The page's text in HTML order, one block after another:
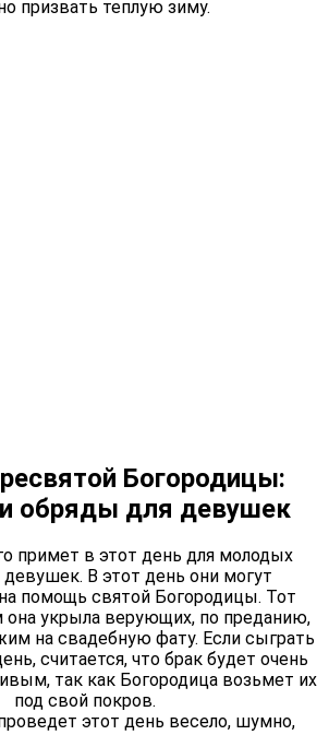
призвать теплую зиму.
Богородицы:
обряды для девушек
примет в этот день для молодых
В этот день они могут
помощь святой Богородицы. Тот
она укрыла верующих, по преданию,
на свадебную фату. Если сыграть
считается, что брак будет очень
так как Богородица возьмет их
под свой покров.
этот день весело, шумно,